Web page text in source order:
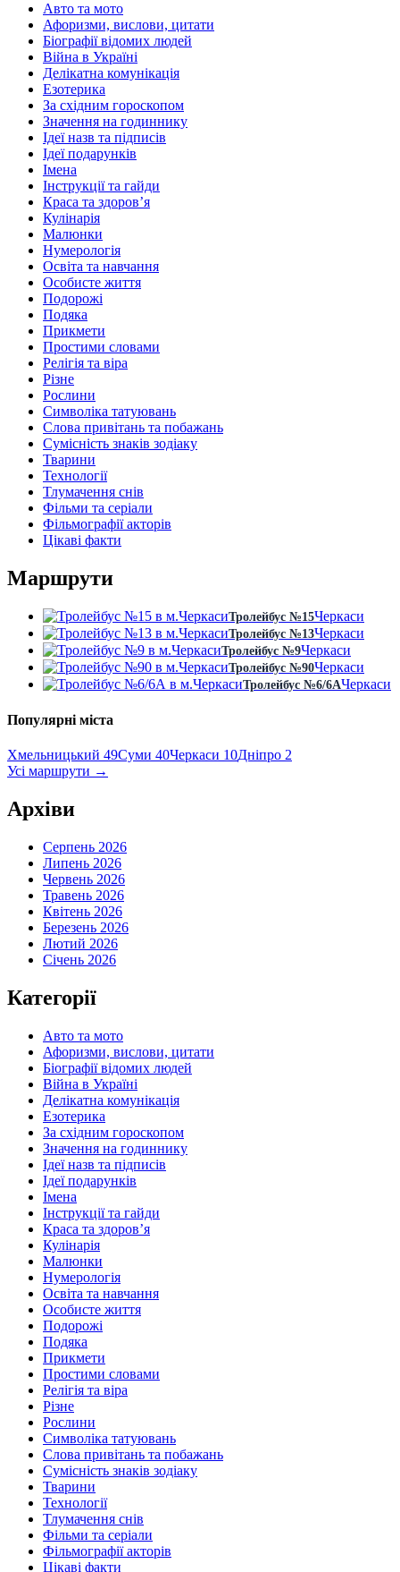
Авто та мото
Афоризми, вислови, цитати
Біографії відомих людей
Війна в Україні
Делікатна комунікація
Езотерика
За східним гороскопом
Значення на годиннику
Ідеї назв та підписів
Ідеї подарунків
Імена
Інструкції та гайди
Краса та здоровʼя
Кулінарія
Малюнки
Нумерологія
Освіта та навчання
Особисте життя
Подорожі
Подяка
Прикмети
Простими словами
Релігія та віра
Різне
Рослини
Символіка татуювань
Слова привітань та побажань
Сумісність знаків зодіаку
Тварини
Технології
Тлумачення снів
Фільми та серіали
Фільмографії акторів
Цікаві факти
Маршрути
Тролейбус №15Черкаси
Тролейбус №13Черкаси
Тролейбус №9Черкаси
Тролейбус №90Черкаси
Тролейбус №6/6АЧеркаси
Популярні міста
Хмельницький 49Суми 40Черкаси 10Дніпро 2
Усі маршрути →
Архіви
Серпень 2026
Липень 2026
Червень 2026
Травень 2026
Квітень 2026
Березень 2026
Лютий 2026
Січень 2026
Категорії
Авто та мото
Афоризми, вислови, цитати
Біографії відомих людей
Війна в Україні
Делікатна комунікація
Езотерика
За східним гороскопом
Значення на годиннику
Ідеї назв та підписів
Ідеї подарунків
Імена
Інструкції та гайди
Краса та здоровʼя
Кулінарія
Малюнки
Нумерологія
Освіта та навчання
Особисте життя
Подорожі
Подяка
Прикмети
Простими словами
Релігія та віра
Різне
Рослини
Символіка татуювань
Слова привітань та побажань
Сумісність знаків зодіаку
Тварини
Технології
Тлумачення снів
Фільми та серіали
Фільмографії акторів
Цікаві факти